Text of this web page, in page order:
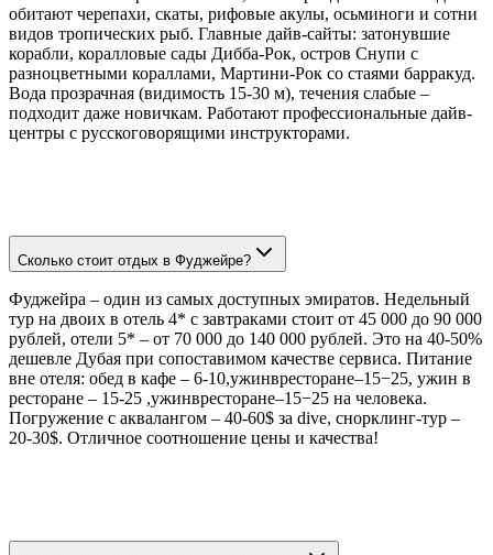
обитают черепахи, скаты, рифовые акулы, осьминоги и сотни
видов тропических рыб. Главные дайв-сайты: затонувшие
корабли, коралловые сады Дибба-Рок, остров Снупи с
разноцветными кораллами, Мартини-Рок со стаями барракуд.
Вода прозрачная (видимость 15-30 м), течения слабые –
подходит даже новичкам. Работают профессиональные дайв-
центры с русскоговорящими инструкторами.
Сколько стоит отдых в Фуджейре?
Фуджейра – один из самых доступных эмиратов. Недельный
тур на двоих в отель 4* с завтраками стоит от 45 000 до 90 000
рублей, отели 5* – от 70 000 до 140 000 рублей. Это на 40-50%
дешевле Дубая при сопоставимом качестве сервиса. Питание
вне отеля: обед в кафе – 6-10,ужинвресторане–15−25, ужин в
ресторане – 15-25 ,ужинвресторане–15−25 на человека.
Погружение с аквалангом – 40-60$ за dive, снорклинг-тур –
20-30$. Отличное соотношение цены и качества!